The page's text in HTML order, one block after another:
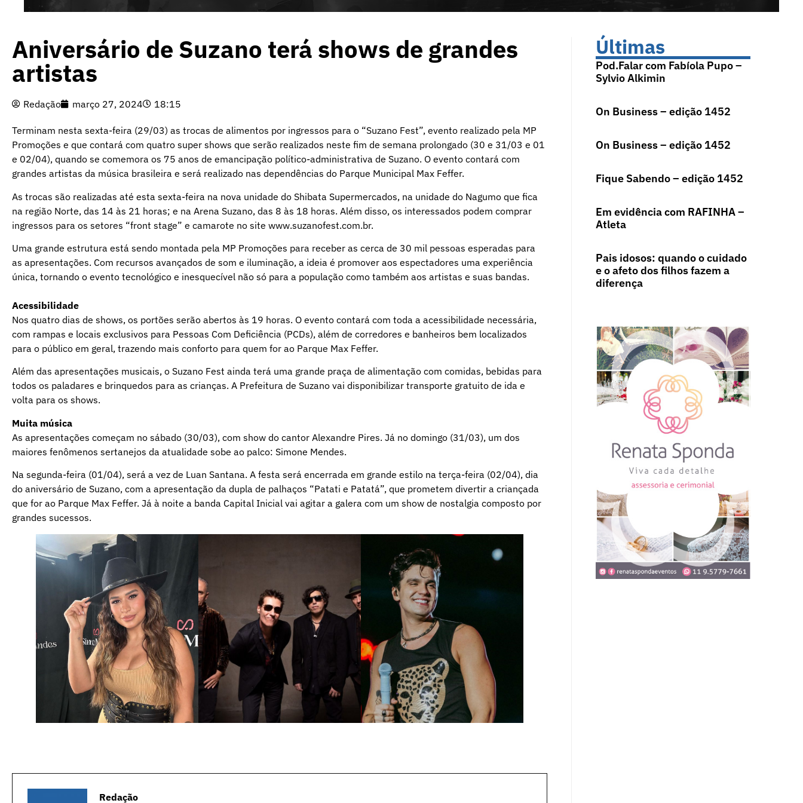
Aniversário de Suzano terá shows de grandes
artistas
Redação março 27, 2024 18:15
Terminam nesta sexta-feira (29/03) as trocas de alimentos por ingressos para o “Suzano Fest”, evento realizado pela MP
Promoções e que contará com quatro super shows que serão realizados neste fim de semana prolongado (30 e 31/03 e 01
e 02/04), quando se comemora os 75 anos de emancipação político-administrativa de Suzano. O evento contará com
grandes artistas da música brasileira e será realizado nas dependências do Parque Municipal Max Feffer.
As trocas são realizadas até esta sexta-feira na nova unidade do Shibata Supermercados, na unidade do Nagumo que fica
na região Norte, das 14 às 21 horas; e na Arena Suzano, das 8 às 18 horas. Além disso, os interessados podem comprar
ingressos para os setores “front stage” e camarote no site www.suzanofest.com.br.
Uma grande estrutura está sendo montada pela MP Promoções para receber as cerca de 30 mil pessoas esperadas para
as apresentações. Com recursos avançados de som e iluminação, a ideia é promover aos espectadores uma experiência
única, tornando o evento tecnológico e inesquecível não só para a população como também aos artistas e suas bandas.
Acessibilidade
Nos quatro dias de shows, os portões serão abertos às 19 horas. O evento contará com toda a acessibilidade necessária,
com rampas e locais exclusivos para Pessoas Com Deficiência (PCDs), além de corredores e banheiros bem localizados
para o público em geral, trazendo mais conforto para quem for ao Parque Max Feffer.
Além das apresentações musicais, o Suzano Fest ainda terá uma grande praça de alimentação com comidas, bebidas para
todos os paladares e brinquedos para as crianças. A Prefeitura de Suzano vai disponibilizar transporte gratuito de ida e
volta para os shows.
Muita música
As apresentações começam no sábado (30/03), com show do cantor Alexandre Pires. Já no domingo (31/03), um dos
maiores fenômenos sertanejos da atualidade sobe ao palco: Simone Mendes.
Na segunda-feira (01/04), será a vez de Luan Santana. A festa será encerrada em grande estilo na terça-feira (02/04), dia
do aniversário de Suzano, com a apresentação da dupla de palhaços “Patati e Patatá”, que prometem divertir a criançada
que for ao Parque Max Feffer. Já à noite a banda Capital Inicial vai agitar a galera com um show de nostalgia composto por
grandes sucessos.
Redação
Últimas
Pod.Falar com Fabíola Pupo –
Sylvio Alkimin
On Business – edição 1452
On Business – edição 1452
Fique Sabendo – edição 1452
Em evidência com RAFINHA –
Atleta
Pais idosos: quando o cuidado
e o afeto dos filhos fazem a
diferença